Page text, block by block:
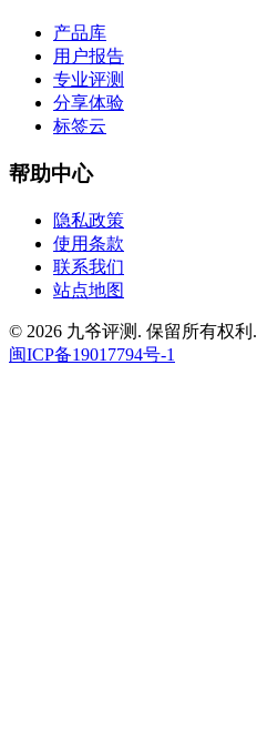
产品库
用户报告
专业评测
分享体验
标签云
帮助中心
隐私政策
使用条款
联系我们
站点地图
© 2026 九爷评测. 保留所有权利.
闽ICP备19017794号-1